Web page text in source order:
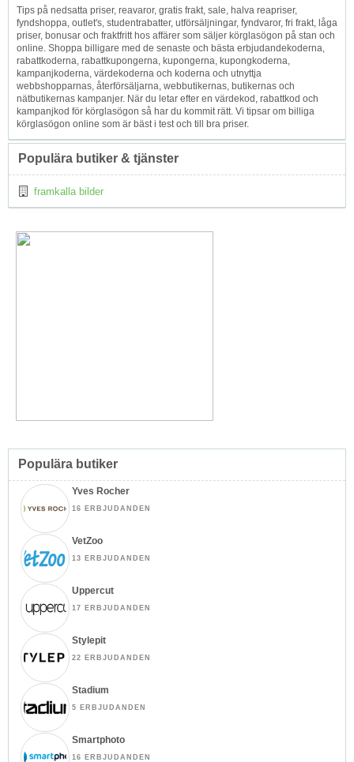
Tips på nedsatta priser, reavaror, gratis frakt, sale, halva reapriser,
fyndshoppa, outlet's, studentrabatter, utförsäljningar, fyndvaror, fri frakt, låga
priser, bonusar och fraktfritt hos affärer som säljer körglasögon på stan och
online. Shoppa billigare med de senaste och bästa erbjudandekoderna,
rabattkoderna, rabattkupongerna, kupongerna, kupongkoderna,
kampanjkoderna, värdekoderna och koderna och utnyttja
webbshopparnas, återförsäljarna, webbutikernas, butikernas och
nätbutikernas kampanjer. När du letar efter en värdekod, rabattkod och
kampanjkod för körglasögon så har du kommit rätt. Vi tipsar om billiga
körglasögon online som är bäst i test och till bra priser.
Populära butiker & tjänster
framkalla bilder
Populära butiker
Yves Rocher
16 ERBJUDANDEN
VetZoo
13 ERBJUDANDEN
Uppercut
17 ERBJUDANDEN
Stylepit
22 ERBJUDANDEN
Stadium
5 ERBJUDANDEN
Smartphoto
16 ERBJUDANDEN